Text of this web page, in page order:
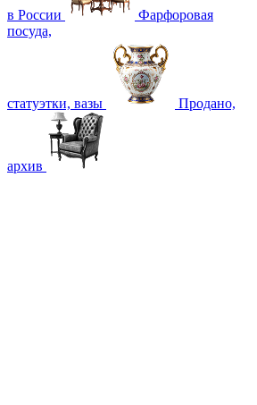
в России
Фарфоровая
посуда,
статуэтки, вазы Продано,
архив